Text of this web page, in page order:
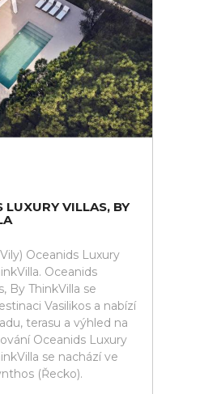
LUXURY VILLAS, BY
Oceanids Luxury
Oceanids
By ThinkVilla se
Vasilikos a nabízí
terasu a výhled na
Oceanids Luxury
se nachází ve
(Řecko).